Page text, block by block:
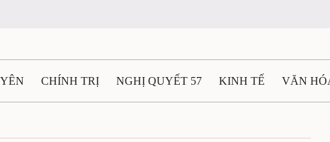
CHÍNH TRỊ NGHỊ QUYẾT 57 KINH TẾ VĂN